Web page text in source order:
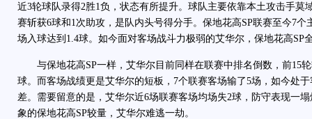
近3轮球队录得2胜1负，状态有所提升。球队主要依靠本土攻击手莫
赛斩获6球和1次助攻，是队内头号得分手。保地花高SP联赛至今7个
场入球达到1.4球。如今面对客场战斗力极弱的艾华尔，保地花高SP
与保地花高SP一样，艾华尔目前同样在联赛中排名倒数，前15轮
球。而客场战绩更是艾华尔的短板，7个联赛客场输了5场，如今处
差。需要留意的是，艾华尔近6场联赛客场均场失2球，防守表现一
象的保地花高SP较量，艾华尔难逃一劫。